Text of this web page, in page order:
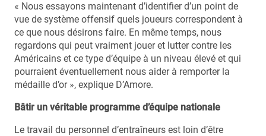
« Nous essayons maintenant d’identifier d’un point de
vue de système offensif quels joueurs correspondent à
ce que nous désirons faire. En même temps, nous
regardons qui peut vraiment jouer et lutter contre les
Américains et ce type d’équipe à un niveau élevé et qui
pourraient éventuellement nous aider à remporter la
médaille d’or », explique D’Amore.
Bâtir un véritable programme d’équipe nationale
Le travail du personnel d’entraîneurs est loin d’être